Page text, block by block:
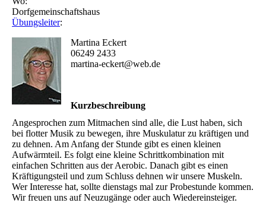
Dorfgemeinschaftshaus
Übungsleiter:
Martina Eckert
06249 2433
martina-eckert@web.de
Kurzbeschreibung
Angesprochen zum Mitmachen sind alle, die Lust haben, sich
bei flotter Musik zu bewegen, ihre Muskulatur zu kräftigen und
zu dehnen. Am Anfang der Stunde gibt es einen kleinen
Aufwärmteil. Es folgt eine kleine Schrittkombination mit
einfachen Schritten aus der Aerobic. Danach gibt es einen
Kräftigungsteil und zum Schluss dehnen wir unsere Muskeln.
Wer Interesse hat, sollte dienstags mal zur Probestunde kommen.
Wir freuen uns auf Neuzugänge oder auch Wiedereinsteiger.